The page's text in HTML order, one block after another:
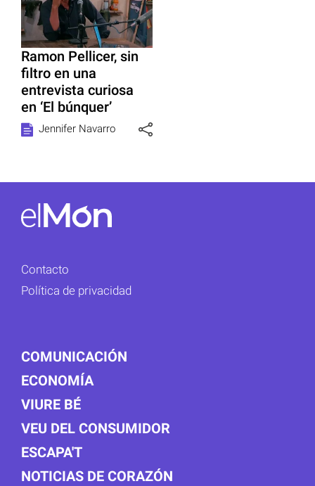
Ramon Pellicer, sin
filtro en una
entrevista curiosa
en ‘El búnquer’
Jennifer Navarro
Contacto
Política de privacidad
COMUNICACIÓN
ECONOMÍA
VIURE BÉ
VEU DEL CONSUMIDOR
ESCAPA'T
NOTICIAS DE CORAZÓN